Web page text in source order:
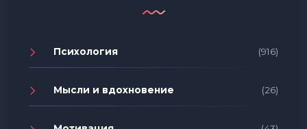
Психология (916)
Мысли и вдохновение (26)